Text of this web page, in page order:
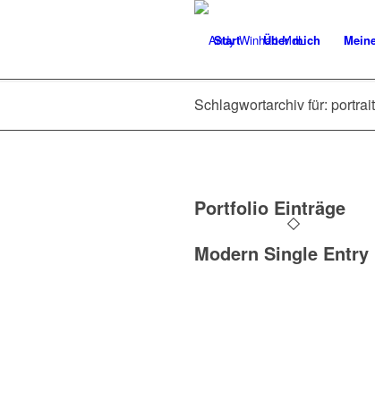
Start Über mich
Schlagwortarchiv für: portrait
Portfolio Einträge
Modern Single Entry